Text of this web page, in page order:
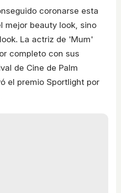
coronarse esta
mejor beauty look, sino
La actriz de 'Mum'
completo con sus
de Cine de Palm
el premio Sportlight por